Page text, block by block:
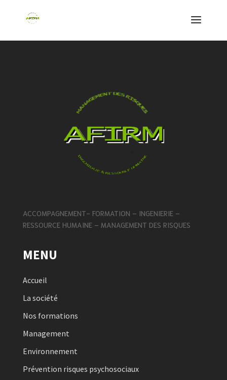
ACCOMPAGNEMENT- FORMATION – INGENIERIE –
RESSOURCE HUMAINE – MANAGEMENT DES RISQUES
MENU
Accueil
La société
Nos formations
Management
Environnement
Prévention risques psychosociaux